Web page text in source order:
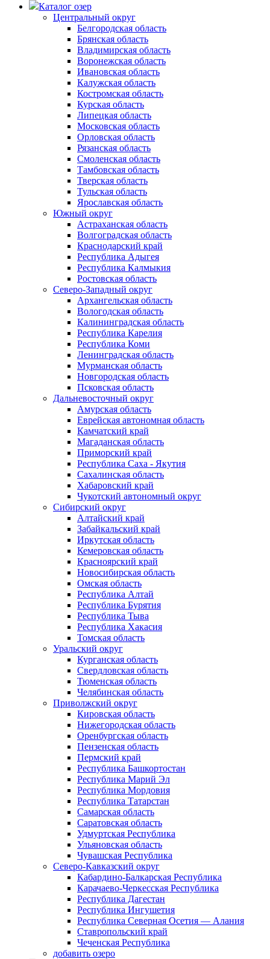
Каталог озер
Центральный округ
Белгородская область
Брянская область
Владимирская область
Воронежская область
Ивановская область
Калужская область
Костромская область
Курская область
Липецкая область
Московская область
Орловская область
Рязанская область
Смоленская область
Тамбовская область
Тверская область
Тульская область
Ярославская область
Южный округ
Астраханская область
Волгоградская область
Краснодарский край
Республика Адыгея
Республика Калмыкия
Ростовская область
Северо-Западный округ
Архангельская область
Вологодская область
Калининградская область
Республика Карелия
Республика Коми
Ленинградская область
Мурманская область
Новгородская область
Псковская область
Дальневосточный округ
Амурская область
Еврейская автономная область
Камчатский край
Магаданская область
Приморский край
Республика Саха - Якутия
Сахалинская область
Хабаровский край
Чукотский автономный округ
Сибирский округ
Алтайский край
Забайкальский край
Иркутская область
Кемеровская область
Красноярский край
Новосибирская область
Омская область
Республика Алтай
Республика Бурятия
Республика Тыва
Республика Хакасия
Томская область
Уральский округ
Курганская область
Свердловская область
Тюменская область
Челябинская область
Приволжский округ
Кировская область
Нижегородская область
Оренбургская область
Пензенская область
Пермский край
Республика Башкортостан
Республика Марий Эл
Республика Мордовия
Республика Татарстан
Самарская область
Саратовская область
Удмуртская Республика
Ульяновская область
Чувашская Республика
Северо-Кавказский округ
Кабардино-Балкарская Республика
Карачаево-Черкесская Республика
Республика Дагестан
Республика Ингушетия
Республика Северная Осетия — Алания
Ставропольский край
Чеченская Республика
добавить озеро